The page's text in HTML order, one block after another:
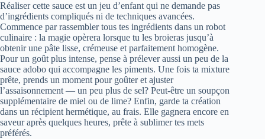
Réaliser cette sauce est un jeu d’enfant qui ne demande pas
d’ingrédients compliqués ni de techniques avancées.
Commence par rassembler tous tes ingrédients dans un robot
culinaire : la magie opèrera lorsque tu les broieras jusqu’à
obtenir une pâte lisse, crémeuse et parfaitement homogène.
Pour un goût plus intense, pense à prélever aussi un peu de la
sauce adobo qui accompagne les piments. Une fois ta mixture
prête, prends un moment pour goûter et ajuster
l’assaisonnement — un peu plus de sel? Peut-être un soupçon
supplémentaire de miel ou de lime? Enfin, garde ta création
dans un récipient hermétique, au frais. Elle gagnera encore en
saveur après quelques heures, prête à sublimer tes mets
préférés.